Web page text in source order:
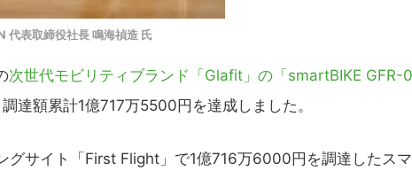
表取締役社長 鳴海禎造 氏
次世代モビリティブランド「Glafit」の「smartBIKE GFR-0
達額累計1億717万5500円を達成しました。
グサイト「First Flight」で1億716万6000円を調達したス